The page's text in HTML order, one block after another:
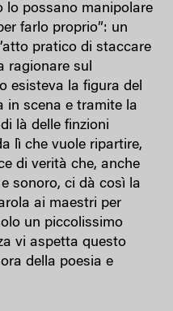
lo possano manipolare
farlo proprio”: un
pratico di staccare
ragionare sul
esisteva la figura del
in scena e tramite la
là delle finzioni
lì che vuole ripartire,
di verità che, anche
sonoro, ci dà così la
ai maestri per
un piccolissimo
vi aspetta questo
della poesia e